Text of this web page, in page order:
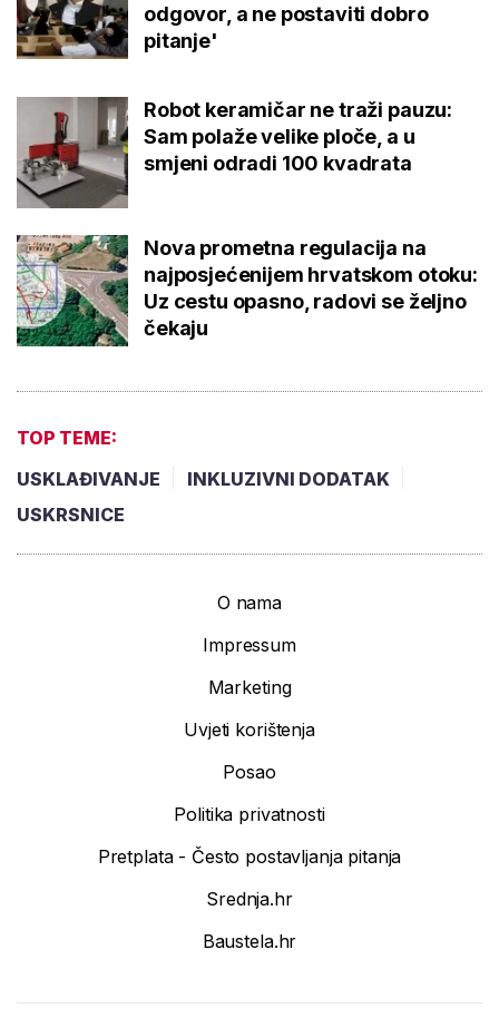
odgovor, a ne postaviti dobro
pitanje'
Robot keramičar ne traži pauzu:
Sam polaže velike ploče, a u
smjeni odradi 100 kvadrata
Nova prometna regulacija na
najposjećenijem hrvatskom otoku:
Uz cestu opasno, radovi se željno
čekaju
TOP TEME:
USKLAĐIVANJE
INKLUZIVNI DODATAK
USKRSNICE
O nama
Impressum
Marketing
Uvjeti korištenja
Posao
Politika privatnosti
Pretplata - Često postavljanja pitanja
Srednja.hr
Baustela.hr